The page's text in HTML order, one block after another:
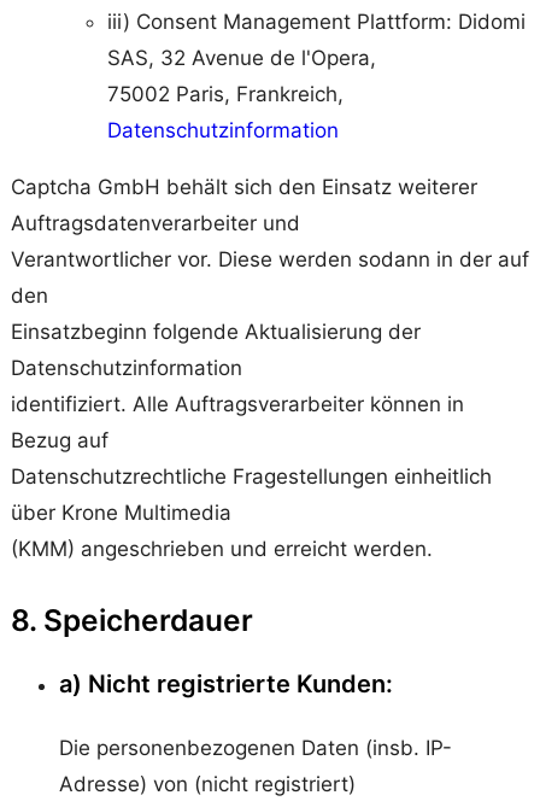
iii) Consent Management Plattform: Didomi
SAS, 32 Avenue de l'Opera,
75002 Paris, Frankreich,
Datenschutzinformation
Captcha GmbH behält sich den Einsatz weiterer
Auftragsdatenverarbeiter und
Verantwortlicher vor. Diese werden sodann in der auf
den
Einsatzbeginn folgende Aktualisierung der
Datenschutzinformation
identifiziert. Alle Auftragsverarbeiter können in
Bezug auf
Datenschutzrechtliche Fragestellungen einheitlich
über Krone Multimedia
(KMM) angeschrieben und erreicht werden.
8. Speicherdauer
a) Nicht registrierte Kunden:
Die personenbezogenen Daten (insb. IP-
Adresse) von (nicht registriert)